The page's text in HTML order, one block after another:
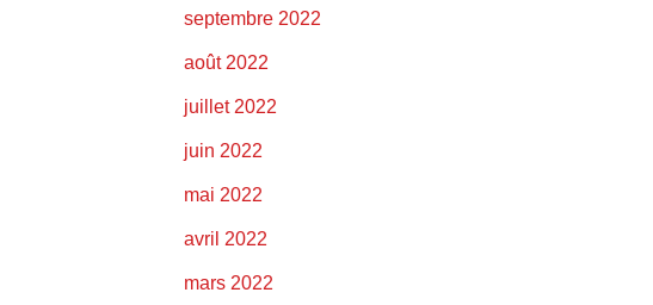
septembre 2022
août 2022
juillet 2022
juin 2022
mai 2022
avril 2022
mars 2022